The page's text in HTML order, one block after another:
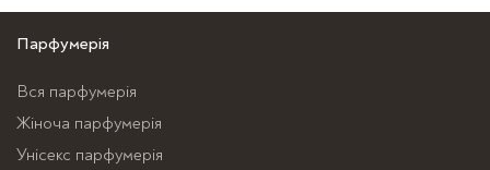
товар
має
варіантів.
Параметри
можна
має
Парфумерія
Вся парфумерія
Жіноча парфумерія
Унісекс парфумерія